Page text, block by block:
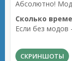
Абсолютно! Мод
Сколько
Если без
СКРИНШОТЫ